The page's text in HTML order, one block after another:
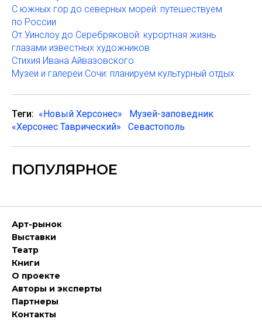
С южных гор до северных морей: путешествуем
по России
От Уинслоу до Серебряковой: курортная жизнь
глазами известных художников
Стихия Ивана Айвазовского
Музеи и галереи Сочи: планируем культурный отдых
Теги: «Новый Херсонес»
Музей-заповедник
«Херсонес Таврический»
Севастополь
ПОПУЛЯРНОЕ
Арт-рынок
Выставки
Театр
Книги
О проекте
Авторы и эксперты
Партнеры
Контакты